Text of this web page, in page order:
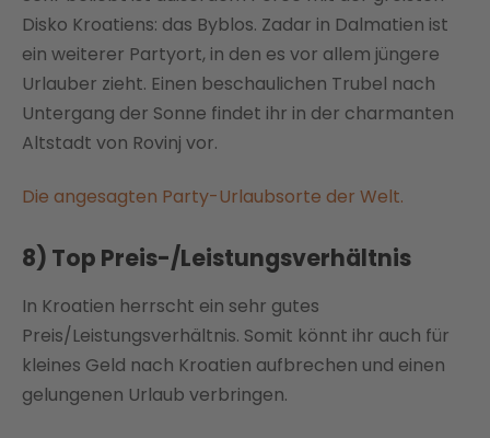
Disko Kroatiens: das Byblos. Zadar in Dalmatien ist
ein weiterer Partyort, in den es vor allem jüngere
Urlauber zieht. Einen beschaulichen Trubel nach
Untergang der Sonne findet ihr in der charmanten
Altstadt von Rovinj vor.
Die angesagten Party-Urlaubsorte der Welt.
8) Top Preis-/Leistungsverhältnis
In Kroatien herrscht ein sehr gutes
Preis/Leistungsverhältnis. Somit könnt ihr auch für
kleines Geld nach Kroatien aufbrechen und einen
gelungenen Urlaub verbringen.